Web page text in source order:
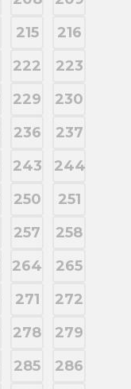
215
216
222
223
229
230
236
237
243
244
250
251
257
258
264
265
271
272
278
279
285
286